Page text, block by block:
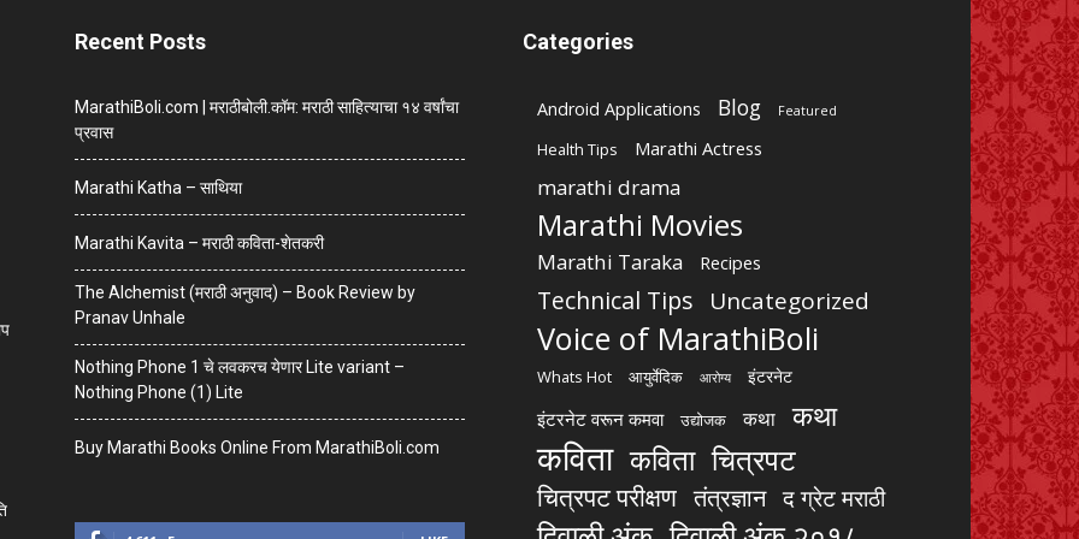
Recent Posts
MarathiBoli.com | मराठीबोली.कॉम: मराठी साहित्याचा १४ वर्षांचा
प्रवास
Marathi Katha – साथिया
Marathi Kavita – मराठी कविता-शेतकरी
The Alchemist (मराठी अनुवाद) – Book Review by
Pranav Unhale
Nothing Phone 1 चे लवकरच येणार Lite variant –
Nothing Phone (1) Lite
Buy Marathi Books Online From MarathiBoli.com
Categories
Android Applications Blog Featured
Health Tips Marathi Actress
marathi drama
Marathi Movies
Marathi Taraka Recipes
Technical Tips Uncategorized
Voice of MarathiBoli
Whats Hot आयुर्वेदिक आरोग्य इंटरनेट
इंटरनेट वरून कमवा उद्योजक कथा कथा
कविता कविता चित्रपट
चित्रपट परीक्षण तंत्रज्ञान द ग्रेट मराठी